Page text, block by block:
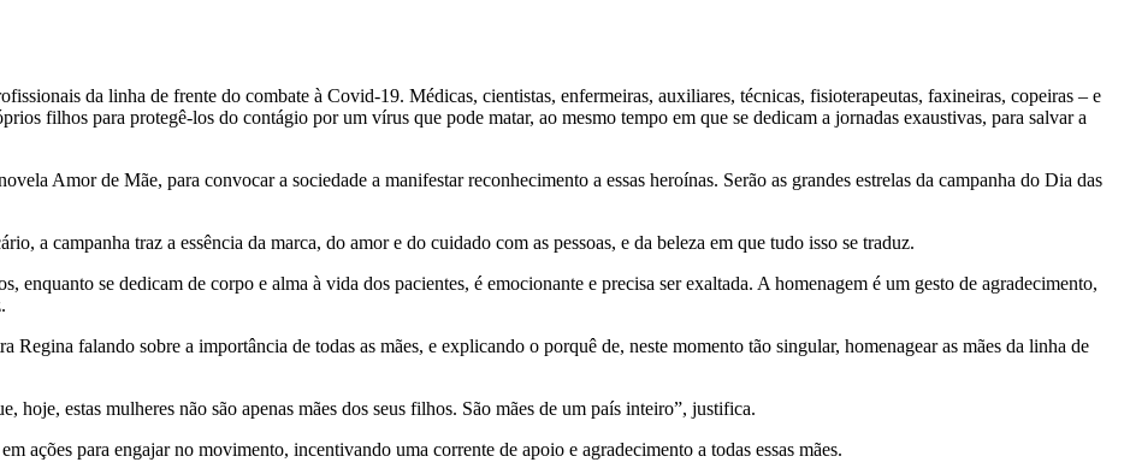
da linha de frente do combate à Covid-19. Médicas, cientistas, enfermeiras, auxiliares, técnicas, fisioterapeutas, faxineiras, copeiras – e
filhos para protegê-los do contágio por um vírus que pode matar, ao mesmo tempo em que se dedicam a jornadas exaustivas, para salvar a
Amor de Mãe, para convocar a sociedade a manifestar reconhecimento a essas heroínas. Serão as grandes estrelas da campanha do Dia das
a campanha traz a essência da marca, do amor e do cuidado com as pessoas, e da beleza em que tudo isso se traduz.
enquanto se dedicam de corpo e alma à vida dos pacientes, é emocionante e precisa ser exaltada. A homenagem é um gesto de agradecimento,
falando sobre a importância de todas as mães, e explicando o porquê de, neste momento tão singular, homenagear as mães da linha de
hoje, estas mulheres não são apenas mães dos seus filhos. São mães de um país inteiro”, justifica.
ações para engajar no movimento, incentivando uma corrente de apoio e agradecimento a todas essas mães.